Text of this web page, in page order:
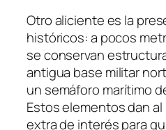
Otro aliciente es la
históricos: a pocos
se conservan
antigua base militar
un semáforo marítimo
Estos elementos dan al
extra de interés para